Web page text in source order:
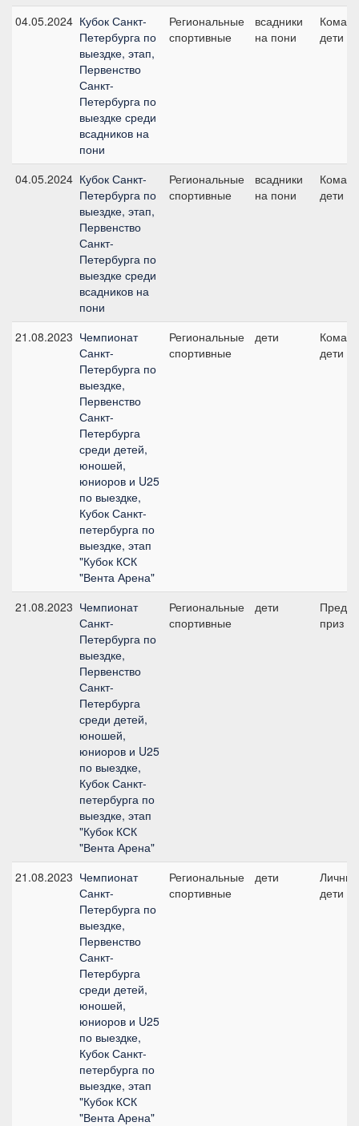
04.05.2024 Кубок Санкт-
Петербурга по
выездке, этап,
Первенство
Санкт-
Петербурга по
выездке среди
всадников на
пони
Региональные
спортивные
всадники
на пони
дети
04.05.2024 Кубок Санкт-
Петербурга по
выездке, этап,
Первенство
Санкт-
Петербурга по
выездке среди
всадников на
пони
Региональные
спортивные
всадники
на пони
дети
21.08.2023 Чемпионат
Санкт-
Петербурга по
выездке,
Первенство
Санкт-
Петербурга
среди детей,
юношей,
юниоров и U25
по выездке,
Кубок Санкт-
петербурга по
выездке, этап
"Кубок КСК
"Вента Арена"
Региональные
спортивные
дети
дети
21.08.2023 Чемпионат
Санкт-
Петербурга по
выездке,
Первенство
Санкт-
Петербурга
среди детей,
юношей,
юниоров и U25
по выездке,
Кубок Санкт-
петербурга по
выездке, этап
"Кубок КСК
"Вента Арена"
Региональные
спортивные
дети
приз В
21.08.2023 Чемпионат
Санкт-
Петербурга по
выездке,
Первенство
Санкт-
Петербурга
среди детей,
юношей,
юниоров и U25
по выездке,
Кубок Санкт-
петербурга по
выездке, этап
"Кубок КСК
"Вента Арена"
Региональные
спортивные
дети
дети